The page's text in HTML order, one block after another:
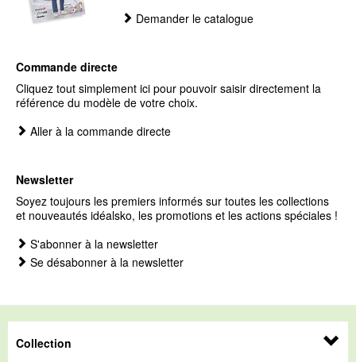
Demander le catalogue
Commande directe
Cliquez tout simplement ici pour pouvoir saisir directement la
référence du modèle de votre choix.
Aller à la commande directe
Newsletter
Soyez toujours les premiers informés sur toutes les collections
et nouveautés idéalsko, les promotions et les actions spéciales !
S'abonner à la newsletter
Se désabonner à la newsletter
Collection